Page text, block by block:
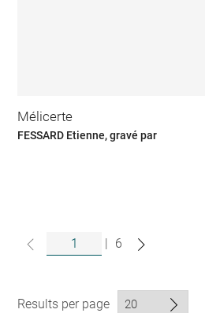
Mélicerte
FESSARD Etienne, gravé par
6
Results per page